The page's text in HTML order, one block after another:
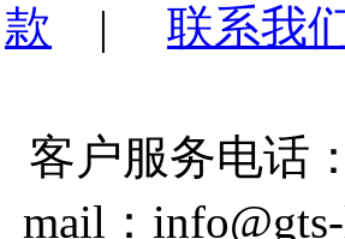
款 | 联系我
客户服务电
mail：